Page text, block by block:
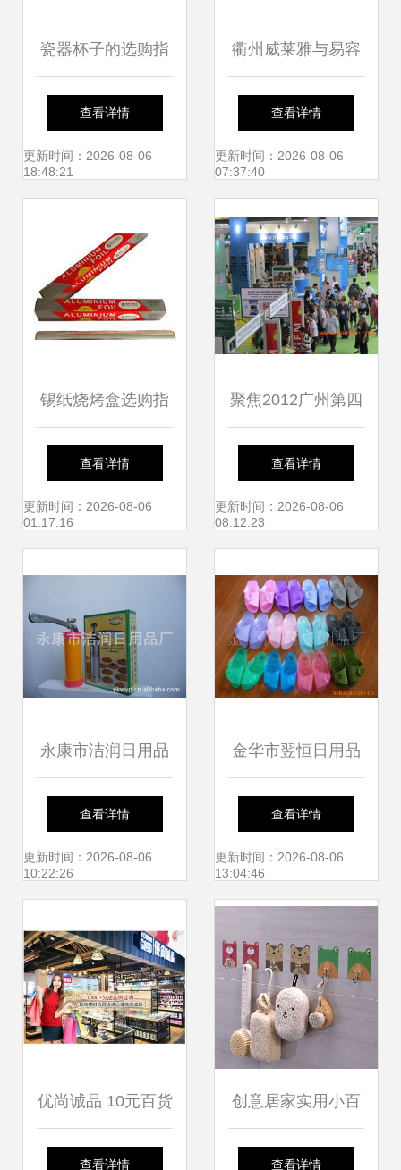
瓷器杯子的选购指
南 从价格、图片到
购买平台全解析
查看详情
更新时间：2026-08-06
18:48:21
衢州威莱雅与易容
速 一个日用百货品
牌的探索
查看详情
更新时间：2026-08-06
07:37:40
锡纸烧烤盒选购指
南 价格、图片与日
用百货列表网使用
查看详情
更新时间：2026-08-06
01:17:16
聚焦2012广州第四
届国际超市商品暨
日用百货采购交易
格趋势全解析
查看详情
更新时间：2026-08-06
08:12:23
永康市洁润日用品
厂饼干机械与日用
百货产品名录
查看详情
更新时间：2026-08-06
10:22:26
金华市翌恒日用品
厂 专注日用百货，
服务日常生活
查看详情
更新时间：2026-08-06
13:04:46
优尚诚品 10元百货
品牌的日用小商品
查看详情
创意居家实用小百
货 提升生活品质的
查看详情